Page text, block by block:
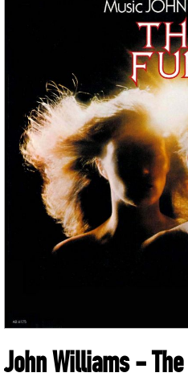
John Williams- The